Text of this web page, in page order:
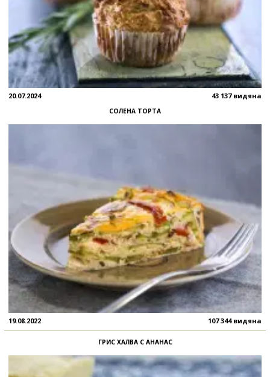
20.07.2024 43 137 видяна
СОЛЕНА ТОРТА
19.08.2022 107 344 видяна
ГРИС ХАЛВА С АНАНАС